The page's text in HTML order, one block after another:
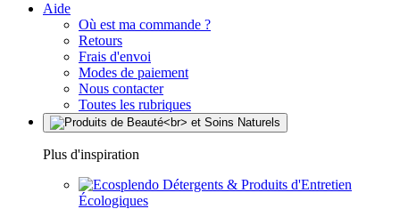
Aide
Où est ma commande ?
Retours
Frais d'envoi
Modes de paiement
Nous contacter
Toutes les rubriques
Plus d'inspiration
Détergents & Produits d'Entretien
Écologiques